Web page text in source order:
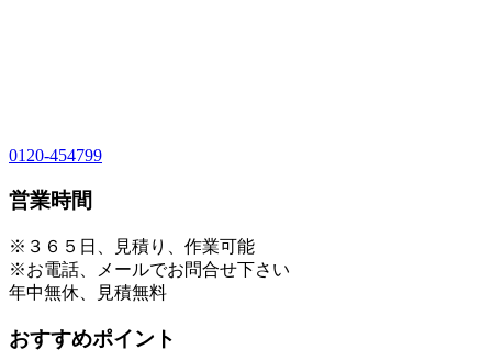
0120-454799
営業時間
※３６５日、見積り、作業可能
※お電話、メールでお問合せ下さい
年中無休、見積無料
おすすめポイント